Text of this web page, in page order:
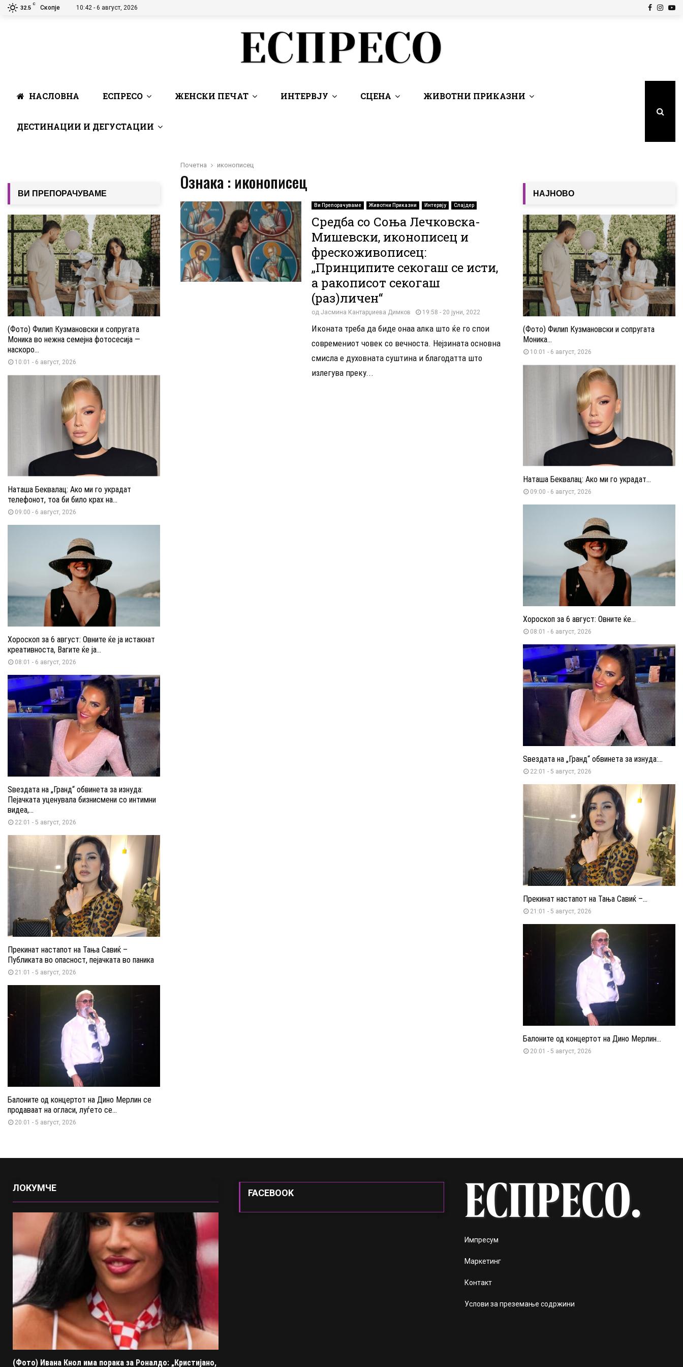
32.5
C
Скопје 10:42 - 6 август, 2026 Facebook
НАСЛОВНА ЕСПРЕСО ЖЕНСКИ ПЕЧАТ ИНТЕРВЈУ СЦЕНА ЖИВОТНИ ПРИКАЗНИ
ДЕСТИНАЦИИ И ДЕГУСТАЦИИ
Почетна иконописец
Ознака : иконописец
Ви Препорачуваме Животни Приказни Интервју Слајдер
Средба со Соња Лечковска-
Мишевски, иконописец и
фрескоживописец:
„Принципите секогаш се исти,
а ракописот секогаш
(раз)личен“
од Јасмина Кантарџиева Димков 19:58 - 20 јуни, 2022
Иконата треба да биде онаа алка што ќе го спои
современиот човек со вечноста. Нејзината основна
смисла е духовната суштина и благодатта што
излегува преку...
ВИ ПРЕПОРАЧУВАМЕ
(Фото) Филип Кузмановски и сопругата
Моника во нежна семејна фотосесија —
наскоро...
10:01 - 6 август, 2026
Наташа Беквалац: Ако ми го украдат
телефонот, тоа би било крах на...
09:00 - 6 август, 2026
Хороскоп за 6 август: Овните ќе ја истакнат
креативноста, Вагите ќе ја...
08:01 - 6 август, 2026
Ѕвездата на „Гранд“ обвинета за изнуда:
Пејачката уценувала бизнисмени со интимни
видеа,...
22:01 - 5 август, 2026
Прекинат настапот на Тања Савиќ –
Публиката во опасност, пејачката во паника
21:01 - 5 август, 2026
Балоните од концертот на Дино Мерлин се
продаваат на огласи, луѓето се...
20:01 - 5 август, 2026
НАЈНОВО
(Фото) Филип Кузмановски и сопругата
Моника...
10:01 - 6 август, 2026
Наташа Беквалац: Ако ми го украдат...
09:00 - 6 август, 2026
Хороскоп за 6 август: Овните ќе...
08:01 - 6 август, 2026
Ѕвездата на „Гранд“ обвинета за изнуда:...
22:01 - 5 август, 2026
Прекинат настапот на Тања Савиќ –...
21:01 - 5 август, 2026
Балоните од концертот на Дино Мерлин...
20:01 - 5 август, 2026
ЛОКУМЧЕ
(Фото) Ивана Кнол има порака за Роналдо: „Кристијано,
FACEBOOK
Импресум
Маркетинг
Контакт
Услови за преземање содржини